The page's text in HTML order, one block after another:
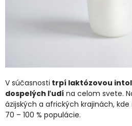
V súčasnosti trpí laktózovou
dospelých ľudí na celom svete.
ázijských a afrických krajinách,
70 – 100 % populácie.